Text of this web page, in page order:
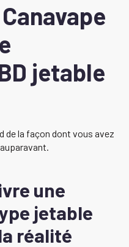
jetable
de la façon dont vous avez
une
jetable
réalité